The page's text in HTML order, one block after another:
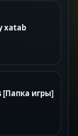
xatab
[Папка игры]